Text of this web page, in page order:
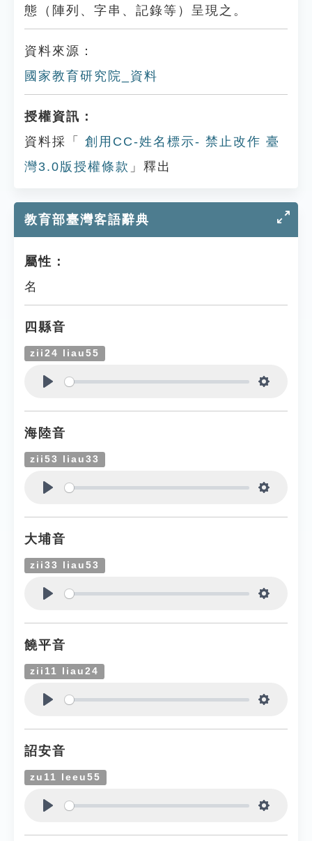
態（陣列、字串、記錄等）呈現之。
資料來源：
國家教育研究院_資料
授權資訊：
資料採「
創用CC-姓名標示- 禁止改作 臺
灣3.0版授權條款 」釋出
教育部臺灣客語辭典
屬性：
名
四縣音
zii24 liau55
海陸音
zii53 liau33
大埔音
zii33 liau53
饒平音
zii11 liau24
詔安音
zu11 leeu55